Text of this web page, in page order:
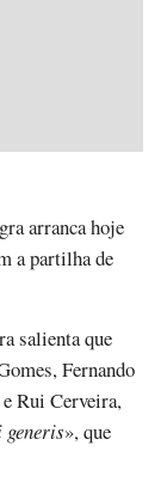
arranca hoje
a partilha de
salienta que
Fernando
Rui Cerveira,
generis», que